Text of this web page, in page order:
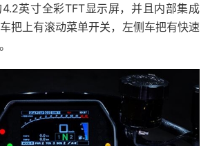
英寸全彩TFT显示屏，并且内部集成
把上有滚动菜单开关，左侧车把有快速